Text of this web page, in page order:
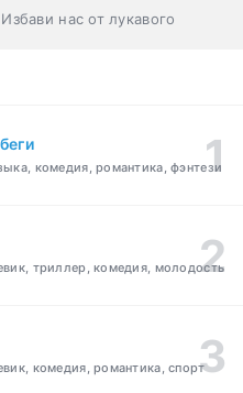
нас от лукавого
комедия, романтика, фэнтези
триллер, комедия, молодость
комедия, романтика, спорт